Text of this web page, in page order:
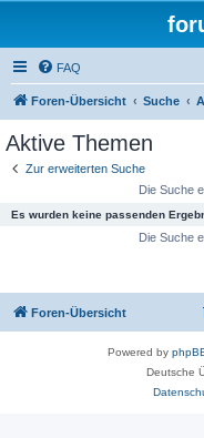
FAQ
Foren-Übersicht Suche
Aktive Themen
Zur erweiterten Suche
Die Suche
Es wurden keine passenden
Die Suche
Foren-Übersicht
Powered by
Deutsche